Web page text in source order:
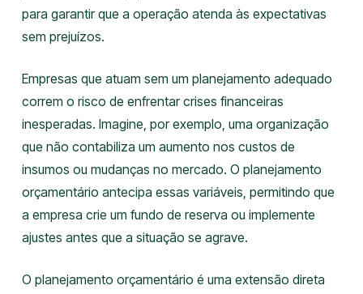
para garantir que a operação atenda às expectativas
sem prejuízos.
Empresas que atuam sem um planejamento adequado
correm o risco de enfrentar crises financeiras
inesperadas. Imagine, por exemplo, uma organização
que não contabiliza um aumento nos custos de
insumos ou mudanças no mercado. O planejamento
orçamentário antecipa essas variáveis, permitindo que
a empresa crie um fundo de reserva ou implemente
ajustes antes que a situação se agrave.
O planejamento orçamentário é uma extensão direta